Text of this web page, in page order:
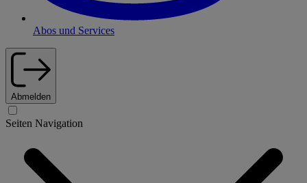
Abos und Services
Abmelden
Seiten Navigation